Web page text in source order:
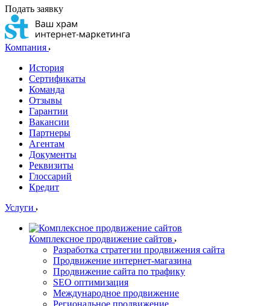
Подать заявку
Компания
История
Сертификаты
Команда
Отзывы
Гарантии
Вакансии
Партнеры
Агентам
Документы
Реквизиты
Глоссарий
Кредит
Услуги
Комплексное продвижение сайтов
Разработка стратегии продвижения сайта
Продвижение интернет-магазина
Продвижение сайта по трафику
SEO оптимизация
Международное продвижение
Региональное продвижение